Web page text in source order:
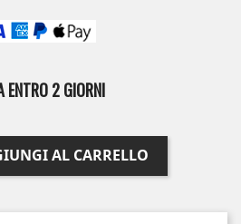
ENTRO 2 GIORNI
AL CARRELLO